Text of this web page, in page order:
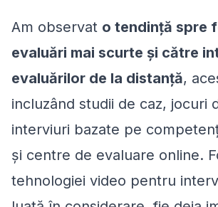
Am observat o tendință spre
evaluări mai scurte și către
evaluărilor de la distanță,
incluzând studii de caz, jocuri
interviuri bazate pe
și centre de evaluare online.
tehnologiei video pentru